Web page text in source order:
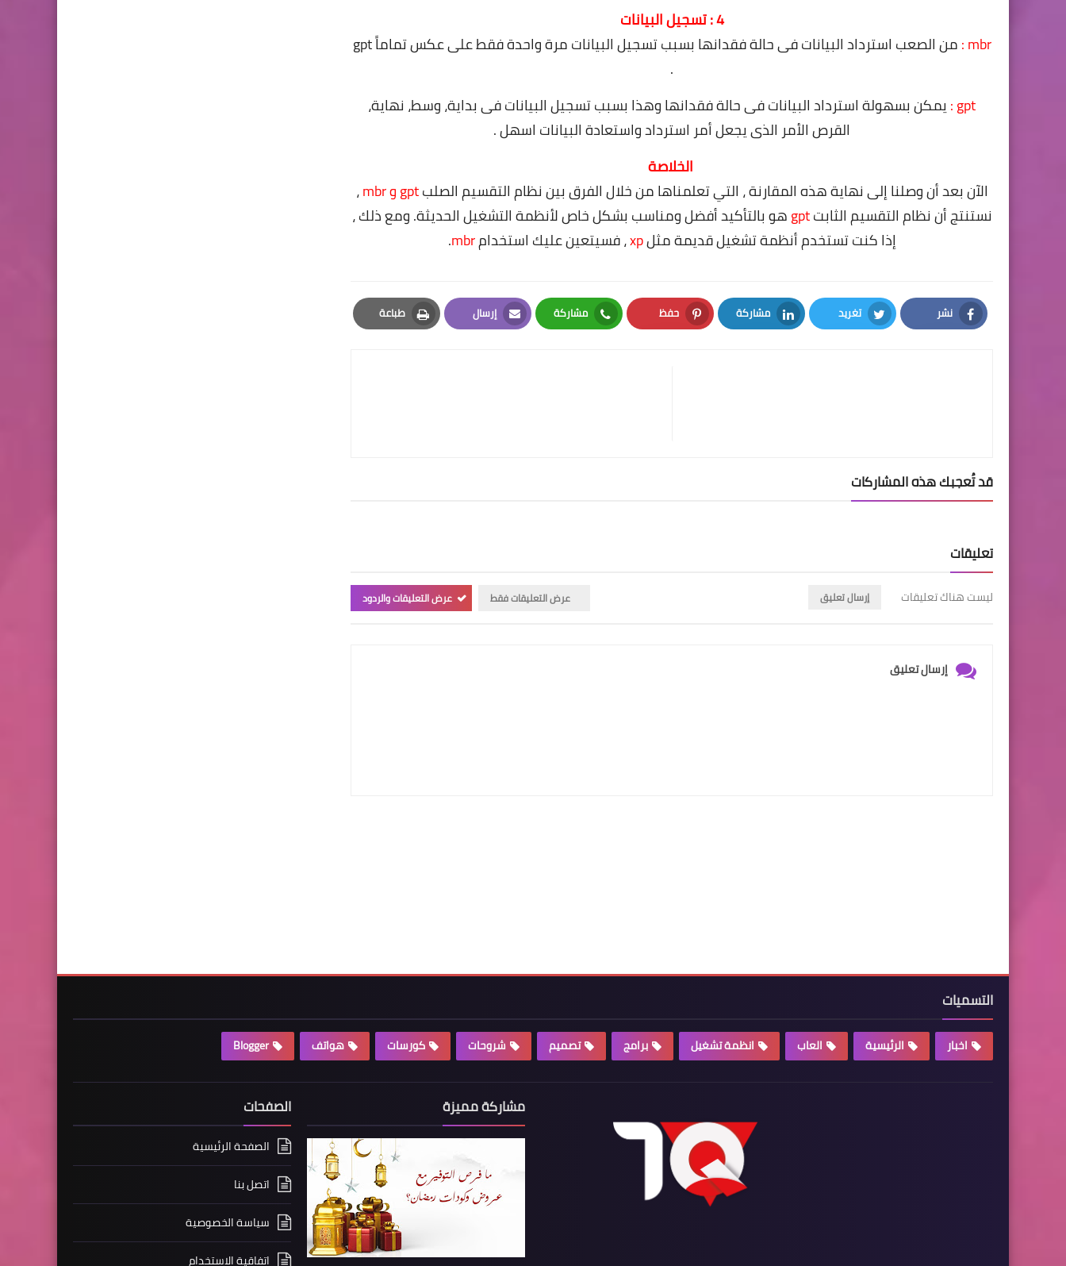
4 : تسجيل البيانات
mbr :
من الصعب استرداد البيانات فى حالة فقدانها بسبب تسجيل البيانات مرة واحدة فقط على عكس تماماً gpt
.
gpt : يمكن بسهولة استرداد البيانات فى حالة فقدانها وهذا بسبب تسجيل البيانات فى بداية، وسط، نهاية،
القرص الأمر الذى يجعل أمر استرداد واستعادة البيانات اسهل .
الخلاصة
الآن بعد أن وصلنا إلى نهاية هذه المقارنة ، التي تعلمناها من خلال الفرق بين نظام التقسيم الصلبgpt و mbr
،
نستنتج أن نظام التقسيم الثابتgptهو بالتأكيد أفضل ومناسب بشكل خاص لأنظمة التشغيل الحديثة. ومع ذلك ،
إذا كنت تستخدم أنظمة تشغيل قديمة مثلxp، فسيتعين عليك استخدامmbr
.
نشر
Facebook
تغريد
Twitter
مشاركة
LinkedIn
حفظ
Pinterest
مشاركة
Whatsapp
إرسال
Email
طباعة
Print
قد تُعجبك هذه المشاركات
تعليقات
ليست هناك تعليقات إرسال تعليق عرض التعليقات فقط عرض التعليقات والردود
إرسال تعليق
التسميات
اخبار الرئيسية العاب انظمة تشغيل برامج تصميم شروحات كورسات هواتف Blogger
مشاركة مميزة الصفحات
الصفحة الرئيسية
اتصل بنا
سياسة الخصوصية
اتفاقية الاستخدام